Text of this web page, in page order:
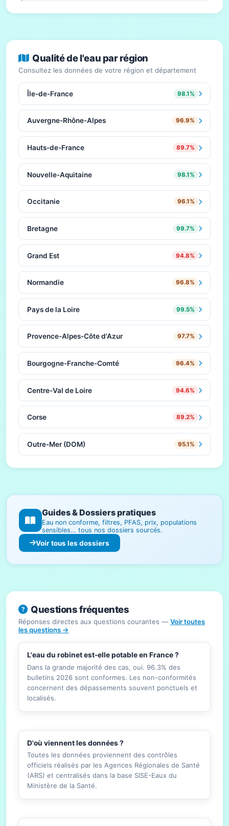
Qualité de l'eau par région
Consultez les données de votre région et département
Île-de-France 98.1%
Auvergne-Rhône-Alpes 96.9%
Hauts-de-France 89.7%
Nouvelle-Aquitaine 98.1%
Occitanie 96.1%
Bretagne 99.7%
Grand Est 94.8%
Normandie 96.8%
Pays de la Loire 99.5%
Provence-Alpes-Côte d'Azur 97.7%
Bourgogne-Franche-Comté 96.4%
Centre-Val de Loire 94.6%
Corse 89.2%
Outre-Mer (DOM) 95.1%
Guides & Dossiers pratiques
Eau non conforme, filtres, PFAS, prix, populations
sensibles… tous nos dossiers sourcés.
Voir tous les dossiers
Questions fréquentes
Réponses directes aux questions courantes — Voir toutes
les questions →
L'eau du robinet est-elle potable en France ?
Dans la grande majorité des cas, oui. 96.3% des
bulletins 2026 sont conformes. Les non-conformités
concernent des dépassements souvent ponctuels et
localisés.
D'où viennent les données ?
Toutes les données proviennent des contrôles
officiels réalisés par les Agences Régionales de Santé
(ARS) et centralisés dans la base SISE-Eaux du
Ministère de la Santé.